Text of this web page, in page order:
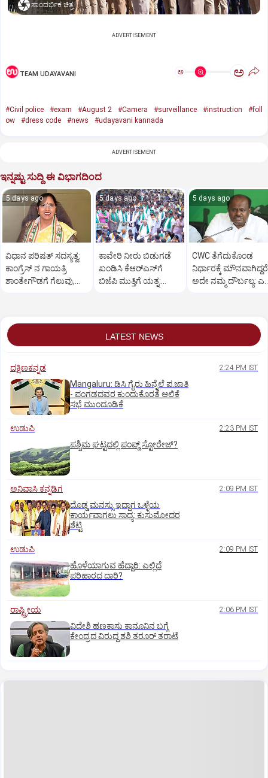
ಸಾಂದರ್ಭಿಕ ಚಿತ್ರ
ADVERTISEMENT
TEAM UDAYAVANI ಅ ಅ
#Civil police #exam #August 2 #Camera #surveillance #instruction
#foll
ow
#dress code #news #udayavani kannada
ADVERTISEMENT
ಇನ್ನಷ್ಟು ಸುದ್ದಿ ಈ ವಿಭಾಗದಿಂದ
5 days ago
ವಿಧಾನ ಪರಿಷತ್‌ ಸದಸ್ಯತ್ವ:
ಕಾಂಗ್ರೆಸ್‌ ನ ಗಾಯತ್ರಿ
ಶಾಂತೇಗೌಡಗೆ ಗೆಲುವು,
5 days ago
ಕಾವೇರಿ ನೀರು ಬಿಡುಗಡೆ
ಖಂಡಿಸಿ ಕೆಆರ್‌ಎಸ್‌ಗೆ
ಬಿಜೆಪಿ ಮುತ್ತಿಗೆ ಯತ್ನ:
5 days ago
CWC ತೆಗೆದುಕೊಂಡ
ನಿರ್ಧಾರಕ್ಕೆ ಮೌನವಾಗಿದ್ದರೆ
ಅದೇ ನಮ್ಮ ದೌರ್ಬಲ್ಯ:
LATEST NEWS
ದಕ್ಷಿಣಕನ್ನಡ 2:24 PM IST
Mangaluru: ಡಿಸಿ ಗೈರು ಹಿನ್ನೆಲೆ ಪ.ಜಾತಿ
- ಪಂಗಡದವರ ಕುಂದುಕೊರತೆ ಆಲಿಕೆ
ಸಭೆ ಮುಂದೂಡಿಕೆ
ಉಡುಪಿ 2:23 PM IST
ಪಶ್ಚಿಮ ಘಟ್ಟದಲ್ಲಿ ಪಂಪ್ಡ್ ಸ್ಟೋರೇಜ್‌?
ಅನಿವಾಸಿ ಕನ್ನಡಿಗ 2:09 PM IST
ದೊಡ್ಡ ಮನಸ್ಸು ಇದ್ದಾಗ ಒಳ್ಳೆಯ
ಕಾರ್ಯವಾಗಲು ಸಾಧ್ಯ: ಕುಸುಮೋದರ
ಶೆಟ್ಟಿ
ಉಡುಪಿ 2:09 PM IST
ಹೊಳೆಯಾಗುವ ಹೆದ್ದಾರಿ: ಎಲ್ಲಿದೆ
ಪರಿಹಾರದ ದಾರಿ?
ರಾಷ್ಟ್ರೀಯ 2:06 PM IST
ವಿದೇಶಿ ಹಣಕಾಸು ಕಾನೂನಿನ ಬಗ್ಗೆ
ಕೇಂದ್ರದ ವಿರುದ್ದ ಶಶಿ ತರೂರ್ ತರಾಟೆ